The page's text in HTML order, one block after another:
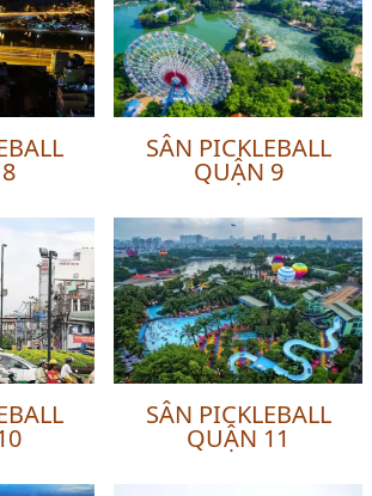
SÂN PICKLEBALL
QUẬN 9
SÂN PICKLEBALL
QUẬN 11